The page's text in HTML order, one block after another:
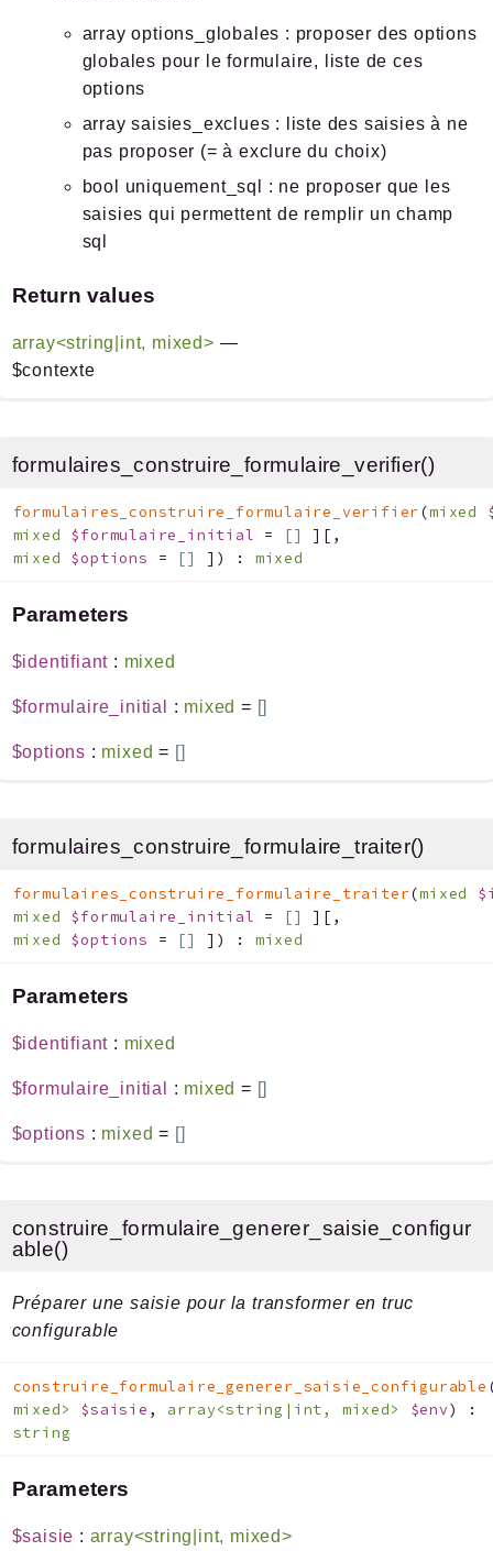
array options_globales : proposer des options
globales pour le formulaire, liste de ces
options
array saisies_exclues : liste des saisies à ne
pas proposer (= à exclure du choix)
bool uniquement_sql : ne proposer que les
saisies qui permettent de remplir un champ
sql
Return values
array<string|int, mixed> —
$contexte
formulaires_construire_formulaire_verifier()
formulaires_construire_formulaire_verifier(mixed
mixed $formulaire_initial = [] ] [ ,
mixed $options = [] ] ) : mixed
Parameters
$identifiant : mixed
$formulaire_initial : mixed = []
$options : mixed = []
formulaires_construire_formulaire_traiter()
formulaires_construire_formulaire_traiter(mixed
mixed $formulaire_initial = [] ] [ ,
mixed $options = [] ] ) : mixed
Parameters
$identifiant : mixed
$formulaire_initial : mixed = []
$options : mixed = []
construire_formulaire_generer_saisie_configur
able()
Préparer une saisie pour la transformer en truc
configurable
construire_formulaire_generer_saisie_configurable
mixed> $saisie , array<string|int, mixed> $env)
:
string
Parameters
$saisie : array<string|int, mixed>